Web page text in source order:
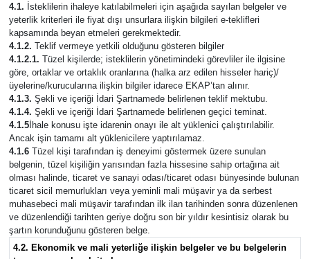
4.1. İsteklilerin ihaleye katılabilmeleri için aşağıda sayılan belgeler ve
yeterlik kriterleri ile fiyat dışı unsurlara ilişkin bilgileri e-teklifleri
kapsamında beyan etmeleri gerekmektedir.
4.1.2. Teklif vermeye yetkili olduğunu gösteren bilgiler
4.1.2.1. Tüzel kişilerde; isteklilerin yönetimindeki görevliler ile ilgisine
göre, ortaklar ve ortaklık oranlarına (halka arz edilen hisseler hariç)/
üyelerine/kurucularına ilişkin bilgiler idarece EKAP’tan alınır.
4.1.3. Şekli ve içeriği İdari Şartnamede belirlenen teklif mektubu.
4.1.4. Şekli ve içeriği İdari Şartnamede belirlenen geçici teminat.
4.1.5İhale konusu işte idarenin onayı ile alt yüklenici çalıştırılabilir.
Ancak işin tamamı alt yüklenicilere yaptırılamaz.
4.1.6Tüzel kişi tarafından iş deneyimi göstermek üzere sunulan
belgenin, tüzel kişiliğin yarısından fazla hissesine sahip ortağına ait
olması halinde, ticaret ve sanayi odası/ticaret odası bünyesinde bulunan
ticaret sicil memurlukları veya yeminli mali müşavir ya da serbest
muhasebeci mali müşavir tarafından ilk ilan tarihinden sonra düzenlenen
ve düzenlendiği tarihten geriye doğru son bir yıldır kesintisiz olarak bu
şartın korunduğunu gösteren belge.
4.2. Ekonomik ve mali yeterliğe ilişkin belgeler ve bu belgelerin